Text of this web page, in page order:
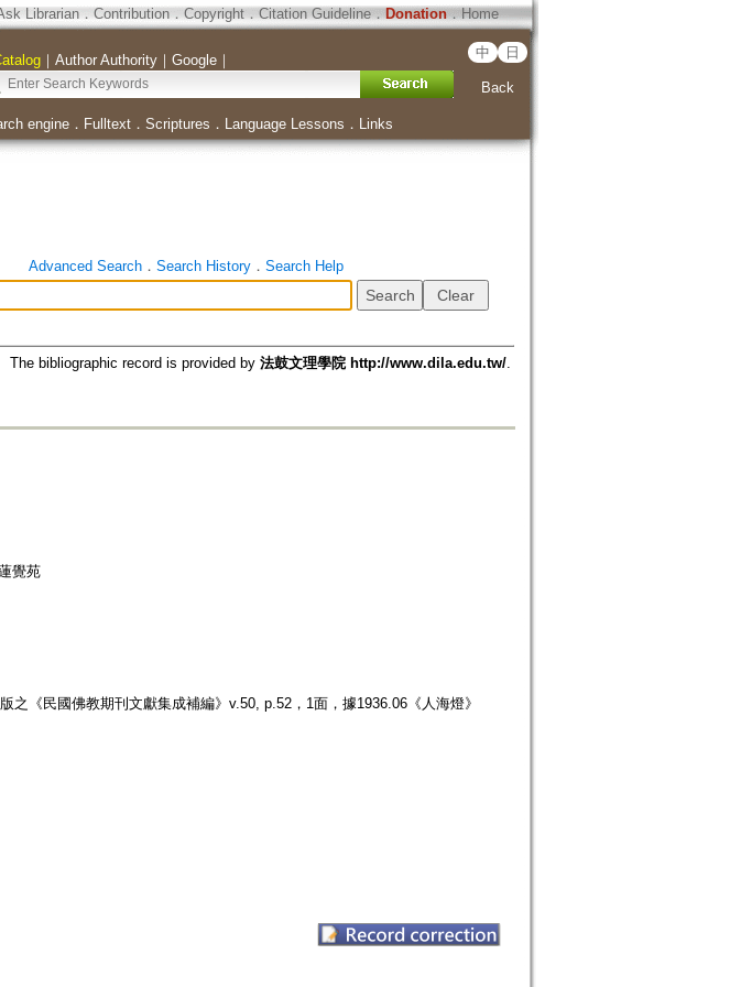
Librarian． Contribution．Copyright．Citation Guideline． Donation．Home
｜ Author Authority｜ Google｜ 中 日
Back
engine． Fulltext． Scriptures ． Language Lessons ． Links
Advanced Search． Search History． Search Help
The bibliographic record is provided by 法鼓文理學院 http://www.dila.edu.tw/.
覺苑
之《民國佛教期刊文獻集成補編》v.50, p.52，1面，據1936.06《人海燈》